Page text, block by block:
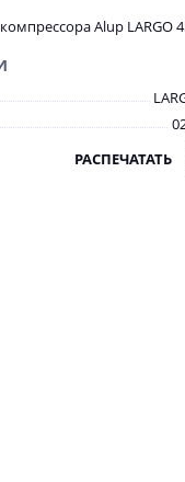
Alup LARGO
РАСПЕЧАТАТЬ